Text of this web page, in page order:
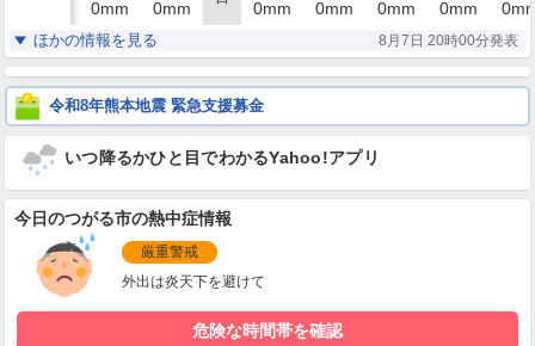
0mm 0mm 0mm 0mm 0mm 0mm 0
湿度 91 % 91% 89% 88
風
南南東
1m/s
南東
1m/s
南東
1m/s
南東
1m/s
南東
1m/s
南南東
1m/s
南南
1m/
ほかの情報を見る 8月7日 20時00分発表
令和8年熊本地震 緊急支援募金
いつ降るかひと目でわかるYahoo!アプリ
今日のつがる市の熱中症情報
厳重警戒
外出は炎天下を避けて
危険な時間帯を確認